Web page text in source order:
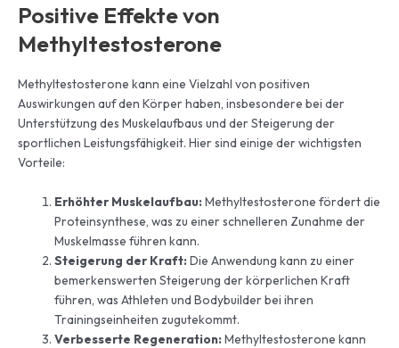
Positive Effekte von
Methyltestosterone
Methyltestosterone kann eine Vielzahl von positiven
Auswirkungen auf den Körper haben, insbesondere bei der
Unterstützung des Muskelaufbaus und der Steigerung der
sportlichen Leistungsfähigkeit. Hier sind einige der wichtigsten
Vorteile:
Erhöhter Muskelaufbau: Methyltestosterone fördert die
Proteinsynthese, was zu einer schnelleren Zunahme der
Muskelmasse führen kann.
Steigerung der Kraft: Die Anwendung kann zu einer
bemerkenswerten Steigerung der körperlichen Kraft
führen, was Athleten und Bodybuilder bei ihren
Trainingseinheiten zugutekommt.
Verbesserte Regeneration: Methyltestosterone kann